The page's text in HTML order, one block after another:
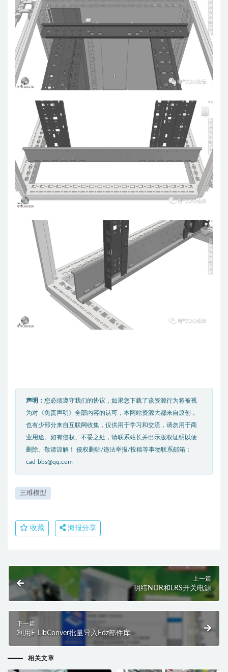
声明： 您必须遵守我们的协议，如果您下载了该资源行为将被视
为对《免责声明》全部内容的认可，本网站资源大都来自原创，
也有少部分来自互联网收集，仅供用于学习和交流，请勿用于商
业用途。如有侵权、不妥之处，请联系站长并出示版权证明以便
删除。敬请谅解！ 侵权删帖/违法举报/投稿等事物联系邮箱：
cad-bbs@qq.com
三维模型
收藏 海报分享
上一篇
明纬NDR和LRS开关电源
下一篇
利用E-LibConver批量导入Edz部件库
相关文章